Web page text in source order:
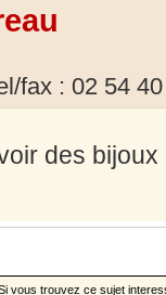
fax : 02 54
des
vous trouvez ce sujet